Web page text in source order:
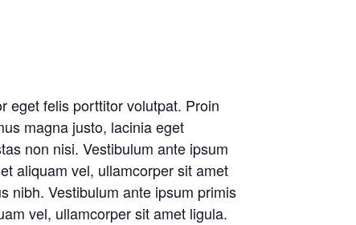
eget felis porttitor volutpat. Proin
magna justo, lacinia eget
non nisi. Vestibulum ante ipsum
aliquam vel, ullamcorper sit amet
nibh. Vestibulum ante ipsum primis
vel, ullamcorper sit amet ligula.